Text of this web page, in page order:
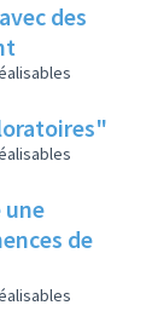
des
une
de